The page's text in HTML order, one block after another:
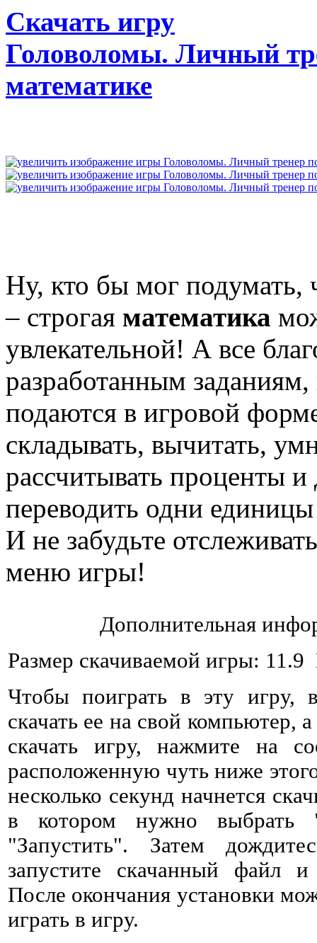
Скачать игру
Головоломы. Личный
математике
Ну, кто бы мог подумать,
– строгая математика
увлекательной! А все
разработанным заданиям,
подаются в игровой
складывать, вычитать,
рассчитывать проценты
переводить одни
И не забудьте
меню игры!
Дополнительная
Размер скачиваемой игры:
Чтобы поиграть в эту игру,
скачать ее на свой компьютер,
скачать игру, нажмите на
расположенную чуть ниже
несколько секунд начнется
в котором нужно выбрать
"Запустить". Затем
запустите скачанный файл и
После окончания установки
играть в игру.